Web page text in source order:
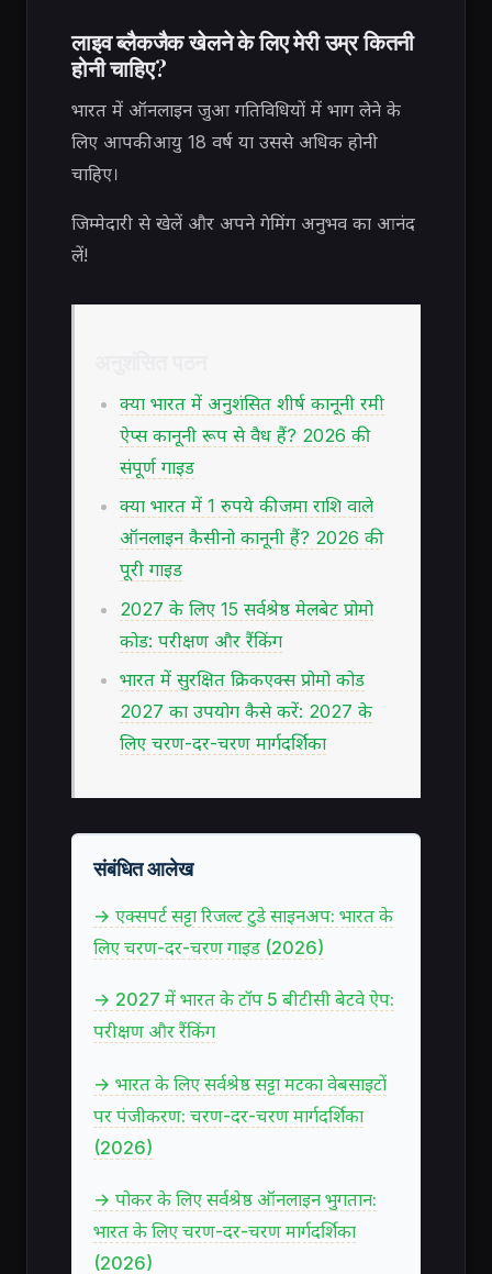
लाइव ब्लैकजैक खेलने के लिए मेरी उम्र कितनी
होनी चाहिए?
भारत में ऑनलाइन जुआ गतिविधियों में भाग लेने के
लिए आपकी आयु 18 वर्ष या उससे अधिक होनी
चाहिए।
जिम्मेदारी से खेलें और अपने गेमिंग अनुभव का आनंद
लें!
क्या भारत में अनुशंसित शीर्ष कानूनी रमी
ऐप्स कानूनी रूप से वैध हैं? 2026 की
संपूर्ण गाइड
क्या भारत में 1 रुपये की जमा राशि वाले
ऑनलाइन कैसीनो कानूनी हैं? 2026 की
पूरी गाइड
2027 के लिए 15 सर्वश्रेष्ठ मेलबेट प्रोमो
कोड: परीक्षण और रैंकिंग
भारत में सुरक्षित क्रिकएक्स प्रोमो कोड
2027 का उपयोग कैसे करें: 2027 के
लिए चरण-दर-चरण मार्गदर्शिका
संबंधित आलेख
→ एक्सपर्ट सट्टा रिजल्ट टुडे साइनअप: भारत के
लिए चरण-दर-चरण गाइड (2026)
→ 2027 में भारत के टॉप 5 बीटीसी बेटवे ऐप:
परीक्षण और रैंकिंग
→ भारत के लिए सर्वश्रेष्ठ सट्टा मटका वेबसाइटों
पर पंजीकरण: चरण-दर-चरण मार्गदर्शिका
(2026)
→ पोकर के लिए सर्वश्रेष्ठ ऑनलाइन भुगतान:
भारत के लिए चरण-दर-चरण मार्गदर्शिका
(2026)